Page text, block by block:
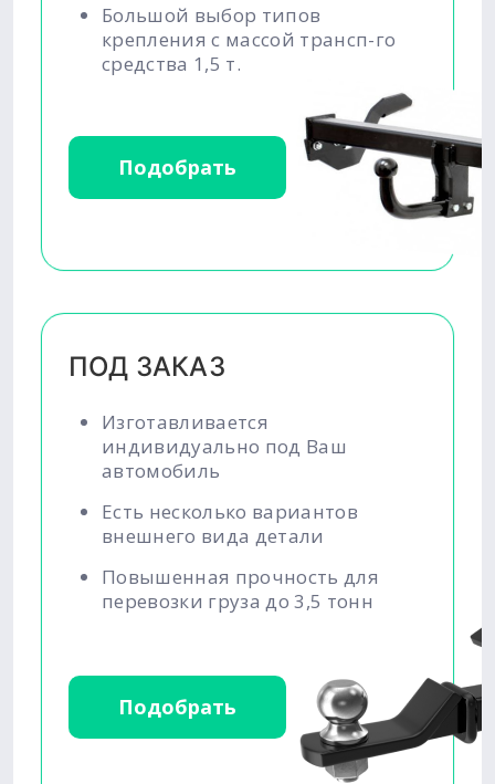
Большой выбор типов
крепления с массой трансп-го
средства 1,5 т.
Подобрать
ПОД ЗАКАЗ
Изготавливается
индивидуально под Ваш
автомобиль
Есть несколько вариантов
внешнего вида детали
Повышенная прочность для
перевозки груза до 3,5 тонн
Подобрать